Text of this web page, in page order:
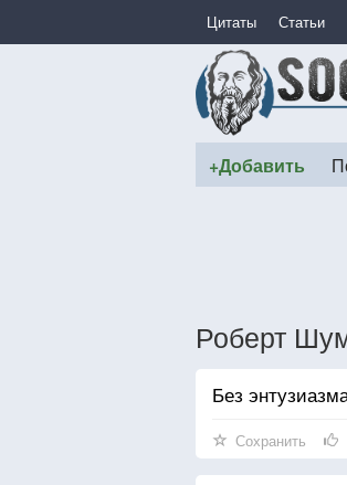
Цитаты Статьи
+Добавить
Роберт
Без
Сохранить